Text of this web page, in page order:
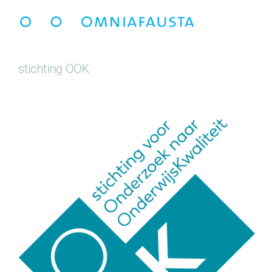
stichting OOK